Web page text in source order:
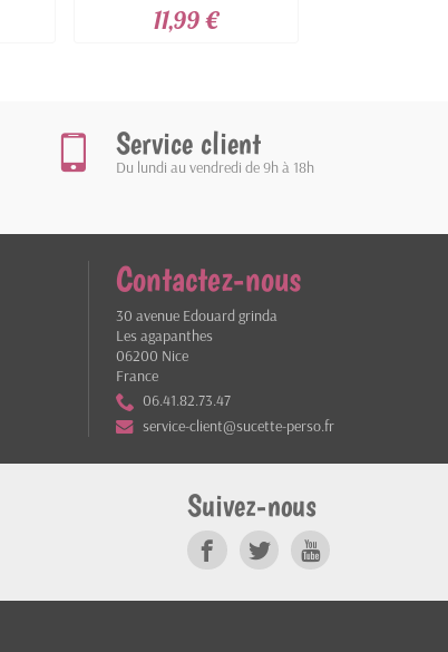
et...
11,99 €
Service client
Du lundi au vendredi de 9h à 18h
Contactez-nous
30 avenue Edouard grinda
Les agapanthes
06200 Nice
France
06.41.82.73.47
service-client@sucette-perso.fr
Suivez-nous